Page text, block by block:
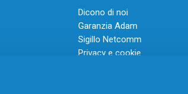
Dicono di noi
Garanzia Adam
Sigillo Netcomm
Privacy e cookie